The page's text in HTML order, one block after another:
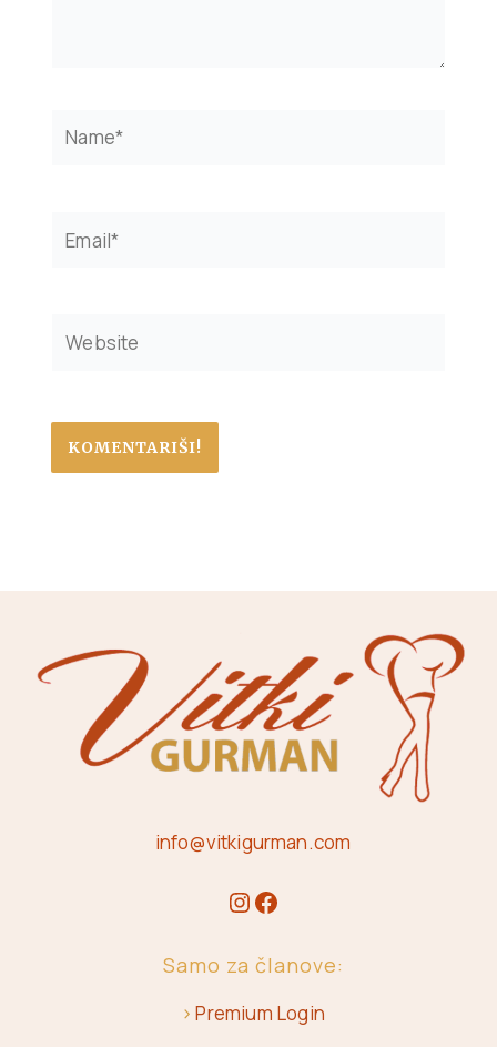
info@vitkigurman.com
Samo za članove:
>Premium Login